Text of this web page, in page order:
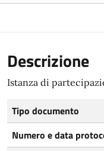
Descrizione
Istanza di
Tipo documento
Numero e data